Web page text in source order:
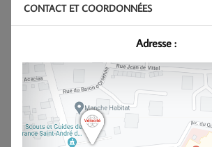
CONTACT ET COORDONNÉES
Adresse :